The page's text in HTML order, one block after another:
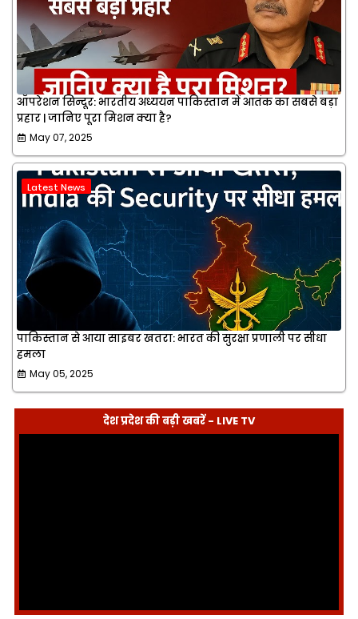
ऑपरेशन सिन्दूर: भारतीय अध्ययन पाकिस्तान में आतंक का सबसे बड़ा
प्रहार | जानिए पूरा मिशन क्या है?
May 07, 2025
Latest News
पाकिस्तान से आया साइबर खतरा: भारत की सुरक्षा प्रणाली पर सीधा
हमला
May 05, 2025
देश प्रदेश की बड़ी खबरें - LIVE TV